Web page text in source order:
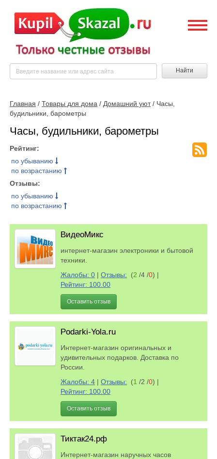
Найти
Главная / Товары для дома / Домашний уют/ Часы,
будильники, барометры
Часы, будильники, барометры
Рейтинг:
по убыванию
по возрастанию
Отзывы:
по убыванию
по возрастанию
ВидеоМикс
интернет-магазин электроники и бытовой
техники.
Жалобы: 0 | Отзывы: (2 /4 /0) |
Рейтинг: 100.00
Оставить отзыв
Podarki-Yola.ru
Интернет-магазин оригинальных и
удивительных подарков. Доставка по
России.
Жалобы: 4 | Отзывы: (1 /2 /0) |
Рейтинг: 100.00
Оставить отзыв
Тиктак24.рф
Интернет-магазин наручных часов